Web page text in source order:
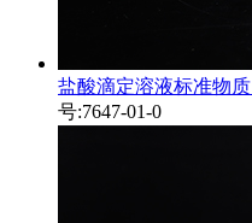
盐酸滴定溶液标准物质
号:7647-01-0